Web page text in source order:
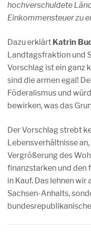
hochverschuldete
Einkommensteuer zu
Dazu erklärt Katrin
Landtagsfraktion und
Vorschlag ist ein ganz
sind die armen egal!
Föderalismus und
bewirken, was das
Der Vorschlag strebt
Lebensverhältnisse
Vergrößerung des
finanzstarken und den
in Kauf. Das lehnen
Sachsen-Anhalts,